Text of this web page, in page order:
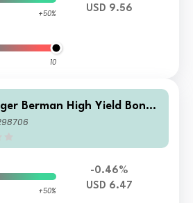
+50%
10
USD 9.56
Berman High Yield Bond
USD A (Weekly) Distributi
+50%
-0.46%
USD 6.47